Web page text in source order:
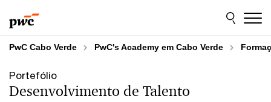
to
content
to
footer
PwC Cabo Verde PwC's Academy em Cabo Verde
Portefólio
Desenvolvimento de Talento